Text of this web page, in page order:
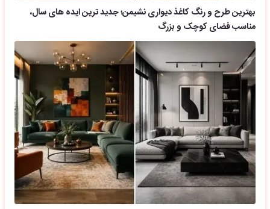
بهترین طرح و رنگ کاغذ دیواری نشیمن؛ جدید ترین ایده های سال،
مناسب فضای کوچک و بزرگ